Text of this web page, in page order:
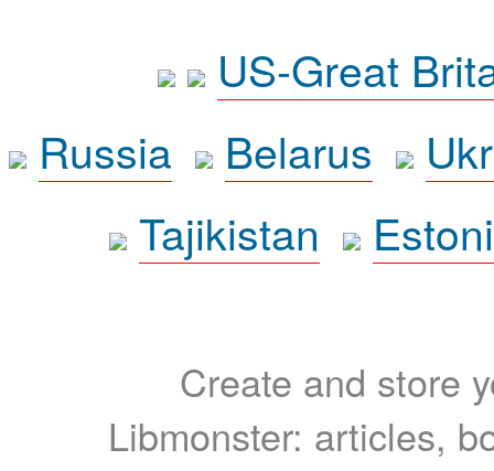
US-Great
Russia
Belarus
Tajikistan
Create and store
Libmonster: articles,